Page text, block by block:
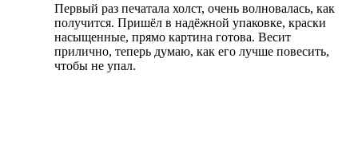
Первый раз печатала холст, очень волновалась, как
получится. Пришёл в надёжной упаковке, краски
насыщенные, прямо картина готова. Весит
прилично, теперь думаю, как его лучше повесить,
чтобы не упал.